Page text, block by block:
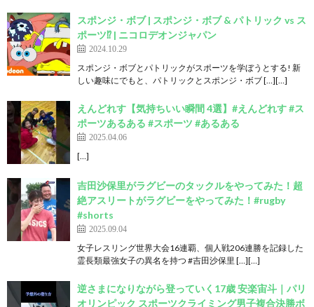
スポンジ・ボブ | スポンジ・ボブ & パトリック vs ス
ポーツ⁉︎ | ニコロデオンジャパン
2024.10.29
スポンジ・ボブとパトリックがスポーツを学ぼうとする! 新
しい趣味にでもと、パトリックとスポンジ・ボブ […][…]
えんどれす【気持ちいい瞬間 4選】#えんどれす #ス
ポーツあるある #スポーツ #あるある
2025.04.06
[…]
吉田沙保里がラグビーのタックルをやってみた！超
絶アスリートがラグビーをやってみた！#rugby
#shorts
2025.09.04
女子レスリング世界大会16連覇、個人戦206連勝を記録した
霊長類最強女子の異名を持つ #吉田沙保里 […][…]
逆さまになりながら登っていく17歳 安楽宙斗｜パリ
オリンピック スポーツクライミング男子複合決勝ボ